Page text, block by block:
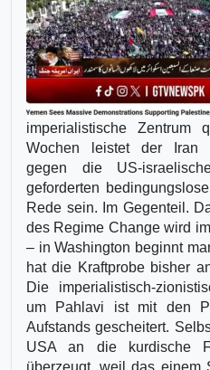
imperialistische Zentrum
Wochen leistet der Iran
gegen die US-
geforderten
Rede sein. Im Gegenteil.
des Regime Change wird
– in Washington beginnt
hat die Kraftprobe bisher
Die imperialistisch-
um Pahlavi ist mit den
Aufstands gescheitert.
USA an die kurdische
überzeugt, weil das einem